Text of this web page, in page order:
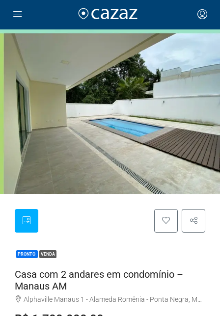
PRONTO VENDA
Casa com 2 andares em condomínio –
Manaus AM
Alphaville Manaus 1 - Alameda Romênia - Ponta Negra, Manaus - AM, Brasil